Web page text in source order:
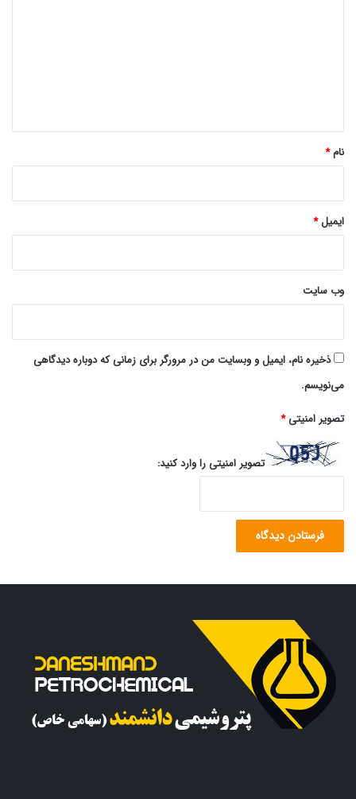
نام*
ایمیل*
وب‌ سایت
ذخیره نام، ایمیل و وبسایت من در مرورگر برای زمانی که دوباره دیدگاهی
می‌نویسم.
تصویر امنیتی*
تصویر امنیتی را وارد کنید: